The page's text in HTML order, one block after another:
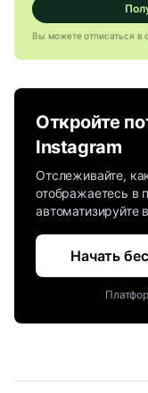
Вы можете отписаться в
Откройте
Instagram
Отслеживайте,
отображаетесь в
автоматизируйте
Начать